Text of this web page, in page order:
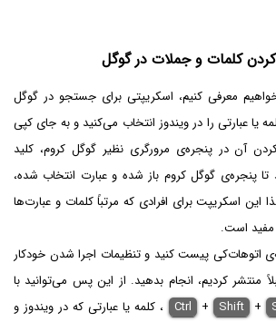
کلمات و جملات در گوگل
معرفی کنیم، اسکریپتی برای جستجو در گوگل
یا عبارتی را در ویندوز انتخاب می‌کنید و به جای کپی
آن در پنجره‌ی مرورگری نظیر گوگل کروم، کلید
تا پنجره‌ی گوگل کروم باز شده و عبارت انتخاب شده،
اسکریپت برای افرادی که مرتباً کلمات و عبارت‌ها
مفید است.
اتوهات‌کی پیست کنید و تنظیمات اجرا شدن خودکار
منتشر کردیم، انجام بدهید. از این پس می‌توانید با
Ctrl + Shift +
، کلمه یا عبارتی که در ویندوز و